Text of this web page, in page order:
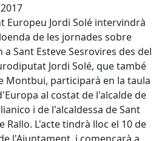
Europeu Jordi Solé intervindrà
de les jornades sobre
Sant Esteve Sesrovires des del
Jordi Solé, que també
Montbui, participarà en la taula
al costat de l'alcalde de
i de l'alcaldessa de Sant
Rallo. L'acte tindrà lloc el 10 de